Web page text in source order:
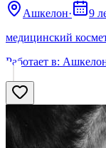
Ашкелон·
9
медицинский
Работает в: